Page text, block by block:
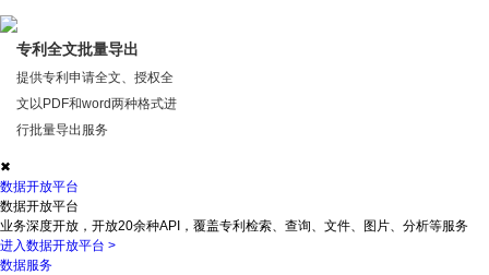
专利全文批量导出
提供专利申请全文、授权全
文以PDF和word两种格式进
行批量导出服务
✖
数据开放平台
数据开放平台
业务深度开放，开放20余种API，覆盖专利检索、查询、文件、图片、分析等服务
进入数据开放平台 >
数据服务